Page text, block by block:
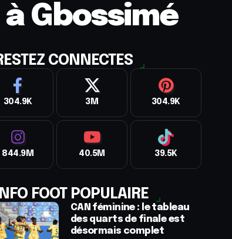
à Gbossimé
CONNECTES
304.9K 3M 304.9K
844.9M 40.5M 39.5K
INFO FOOT POPULAIRE
CAN féminine : le tableau
des quarts de finale est
désormais complet